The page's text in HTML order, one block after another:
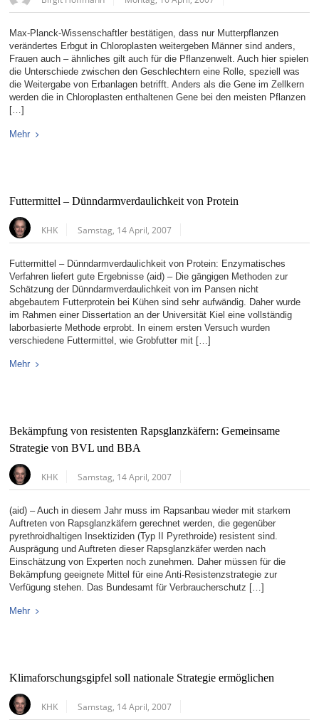
Max-Planck-Wissenschaftler bestätigen, dass nur Mutterpflanzen
verändertes Erbgut in Chloroplasten weitergeben Männer sind anders,
Frauen auch – ähnliches gilt auch für die Pflanzenwelt. Auch hier spielen
die Unterschiede zwischen den Geschlechtern eine Rolle, speziell was
die Weitergabe von Erbanlagen betrifft. Anders als die Gene im Zellkern
werden die in Chloroplasten enthaltenen Gene bei den meisten Pflanzen
[…]
Mehr
Futtermittel – Dünndarmverdaulichkeit von Protein
KHK Samstag, 14 April, 2007
Futtermittel – Dünndarmverdaulichkeit von Protein: Enzymatisches
Verfahren liefert gute Ergebnisse (aid) – Die gängigen Methoden zur
Schätzung der Dünndarmverdaulichkeit von im Pansen nicht
abgebautem Futterprotein bei Kühen sind sehr aufwändig. Daher wurde
im Rahmen einer Dissertation an der Universität Kiel eine vollständig
laborbasierte Methode erprobt. In einem ersten Versuch wurden
verschiedene Futtermittel, wie Grobfutter mit […]
Mehr
Bekämpfung von resistenten Rapsglanzkäfern: Gemeinsame
Strategie von BVL und BBA
KHK Samstag, 14 April, 2007
(aid) – Auch in diesem Jahr muss im Rapsanbau wieder mit starkem
Auftreten von Rapsglanzkäfern gerechnet werden, die gegenüber
pyrethroidhaltigen Insektiziden (Typ II Pyrethroide) resistent sind.
Ausprägung und Auftreten dieser Rapsglanzkäfer werden nach
Einschätzung von Experten noch zunehmen. Daher müssen für die
Bekämpfung geeignete Mittel für eine Anti-Resistenzstrategie zur
Verfügung stehen. Das Bundesamt für Verbraucherschutz […]
Mehr
Klimaforschungsgipfel soll nationale Strategie ermöglichen
KHK Samstag, 14 April, 2007